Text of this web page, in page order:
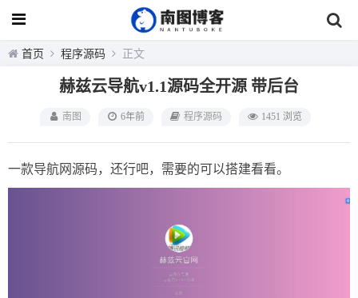
首页 程序源码 正文
赫兹云导航v1.1源码全开源 带后台
南图 6年前 程序源码 1451 浏览
一款导航网源码，还行吧，需要的可以搭建看看。